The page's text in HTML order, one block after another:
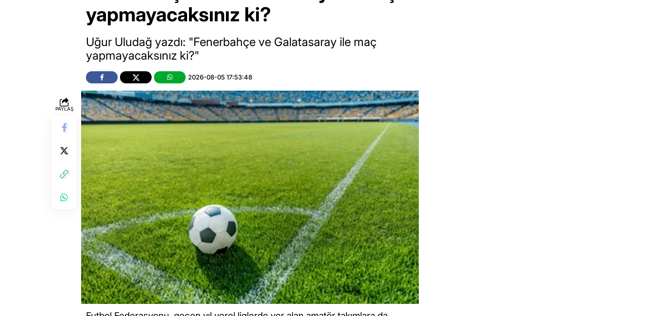
PAYLAŞ
yapmayacaksınız ki?
Uğur Uludağ yazdı: "Fenerbahçe ve Galatasaray ile maç
yapmayacaksınız ki?"
2026-08-05 17:53:48